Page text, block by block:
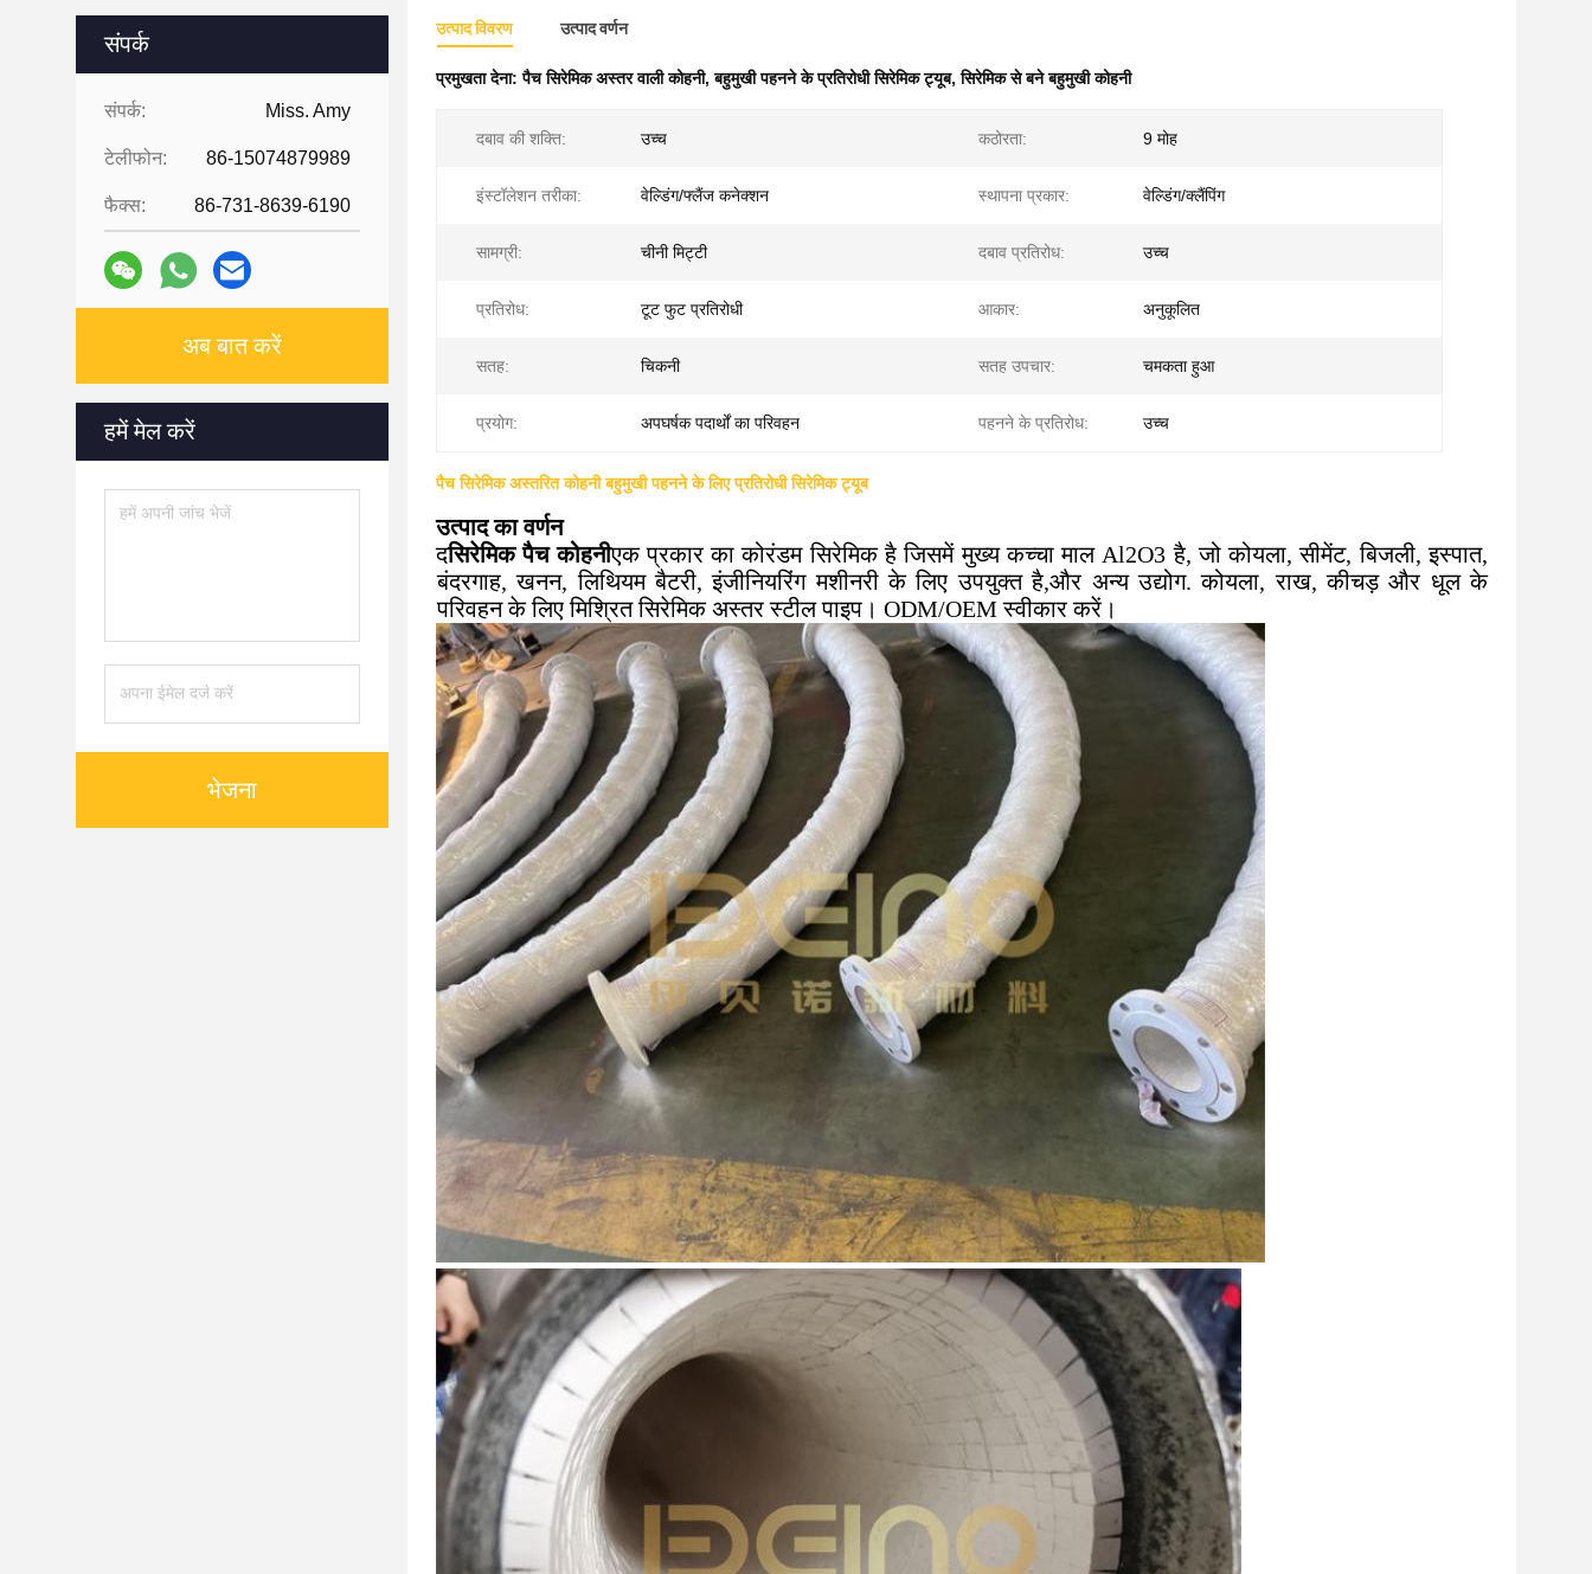
संपर्क
संपर्क: Miss. Amy
टेलीफोन: 86-15074879989
फैक्स: 86-731-8639-6190
अब बात करें
हमें मेल करें
भेजना
उत्पाद विवरण उत्पाद वर्णन
प्रमुखता देना:पैच सिरेमिक अस्तर वाली कोहनी,बहुमुखी पहनने के प्रतिरोधी सिरेमिक ट्यूब,सिरेमिक से बने बहुमुखी कोहनी
दबाव की शक्ति: उच्च कठोरता: 9 मोह
इंस्टॉलेशन तरीका: वेल्डिंग/फ्लैंज कनेक्शन स्थापना प्रकार: वेल्डिंग/क्लैंपिंग
सामग्री: चीनी मिट्टी दबाव प्रतिरोध: उच्च
प्रतिरोध: टूट फुट प्रतिरोधी आकार: अनुकूलित
सतह: चिकनी सतह उपचार: चमकता हुआ
प्रयोग: अपघर्षक पदार्थों का परिवहन पहनने के प्रतिरोध: उच्च
पैच सिरेमिक अस्तरित कोहनी बहुमुखी पहनने के लिए प्रतिरोधी सिरेमिक ट्यूब
उत्पाद का वर्णन
दसिरेमिक पैच कोहनीएक प्रकार का कोरंडम सिरेमिक है जिसमें मुख्य कच्चा माल Al2O3 है, जो कोयला, सीमेंट, बिजली, इस्पात,
बंदरगाह, खनन, लिथियम बैटरी, इंजीनियरिंग मशीनरी के लिए उपयुक्त है,और अन्य उद्योग. कोयला, राख, कीचड़ और धूल के
परिवहन के लिए मिश्रित सिरेमिक अस्तर स्टील पाइप। ODM/OEM स्वीकार करें।